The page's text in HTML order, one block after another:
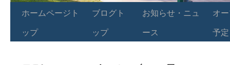
ホームページト
ップ
ブログト
ップ
お知らせ・ニュ
ース
オ
予定